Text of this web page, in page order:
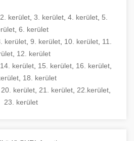
2. kerület 3. kerület 4. kerület 5.
6. kerület
kerület, 9. kerület, 10. kerület, 11.
12. kerület
14. kerület 15. kerület 16. kerület
18. kerület
20. kerület 21. kerület 22.kerület
23. kerület